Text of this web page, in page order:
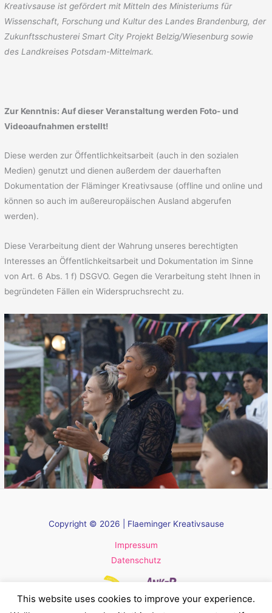
Kreativsause ist gefördert mit Mitteln des Ministeriums für
Wissenschaft, Forschung und Kultur des Landes Brandenburg,der
Zukunftsschusterei Smart City Projekt Belzig/Wiesenburg sowie
des Landkreises Potsdam-Mittelmark.
Zur Kenntnis: Auf dieserVeranstaltung werden Foto- und
Videoaufnahmenerstellt!
Diese werden zur Öffentlichkeitsarbeit (auch in den sozialen
Medien) genutzt und dienen außerdem der dauerhaften
Dokumentation der Fläminger Kreativsause (offline und online und
können so auch im außereuropäischen Ausland abgerufen
werden).
Diese Verarbeitung dient der Wahrung unseres berechtigten
Interesses an Öffentlichkeitsarbeit und Dokumentation im Sinne
von Art. 6 Abs. 1 f) DSGVO. Gegen die Verarbeitung steht Ihnen in
begründeten Fällen ein Widerspruchsrecht zu.
Copyright © 2026 | Flaeminger Kreativsause
Impressum
Datenschutz
This website uses cookies to improve your experience.